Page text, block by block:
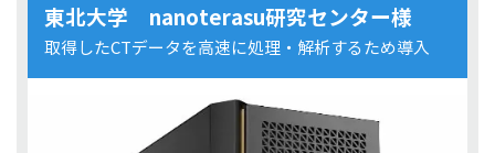
東北大学 nanoterasu研究センター様
取得したCTデータを高速に処理・解析するため導入